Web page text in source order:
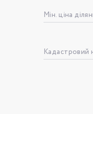
Мін. ціна
Кадастровий